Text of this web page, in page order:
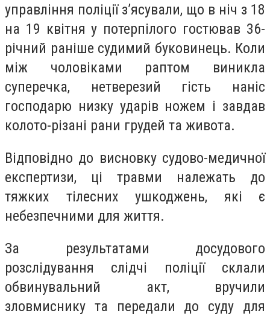
управління поліції з’ясували, що в ніч з 18
на 19 квітня у потерпілого гостював 36-
річний раніше судимий буковинець. Коли
між чоловіками раптом виникла
суперечка, нетверезий гість наніс
господарю низку ударів ножем і завдав
колото-різані рани грудей та живота.
Відповідно до висновку судово-медичної
експертизи, ці травми належать до
тяжких тілесних ушкоджень, які є
небезпечними для життя.
За результатами досудового
розслідування слідчі поліції склали
обвинувальний акт, вручили
зловмиснику та передали до суду для